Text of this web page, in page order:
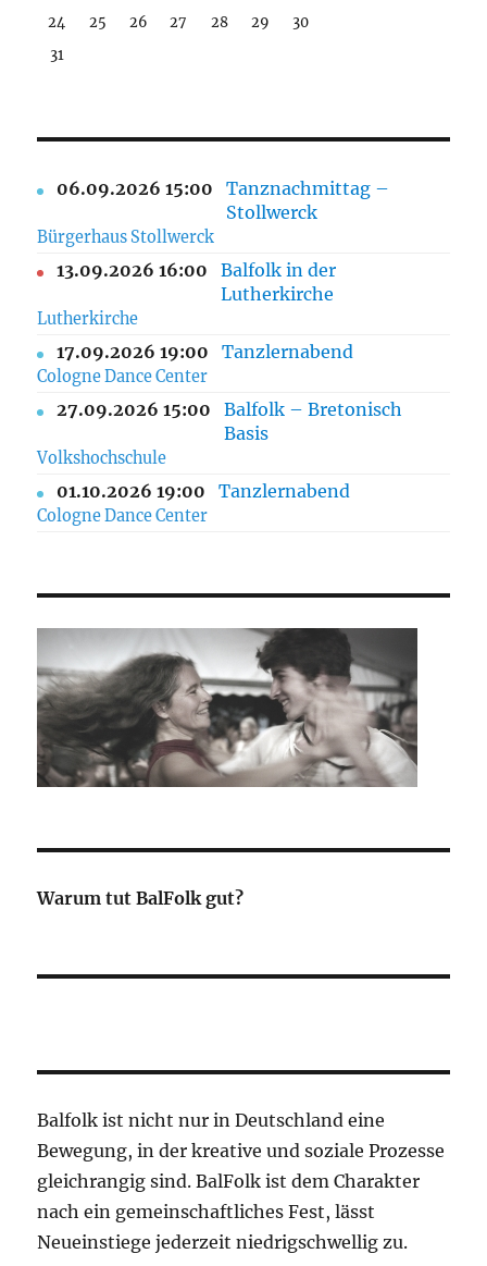
24
25 26 27 28 29
30
31
06.09.2026 15:00
Tanznachmittag –
Stollwerck
Bürgerhaus Stollwerck
13.09.2026 16:00
Balfolk in der
Lutherkirche
Lutherkirche
17.09.2026 19:00 Tanzlernabend
Cologne Dance Center
27.09.2026 15:00
Balfolk – Bretonisch
Basis
Volkshochschule
01.10.2026 19:00 Tanzlernabend
Cologne Dance Center
Warum tut BalFolk gut?
Balfolk ist nicht nur in Deutschland eine
Bewegung, in der kreative und soziale Prozesse
gleichrangig sind. BalFolk ist dem Charakter
nach ein gemeinschaftliches Fest, lässt
Neueinstiege jederzeit niedrigschwellig zu.